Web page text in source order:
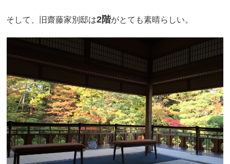
そして、旧齋藤家別邸は2階がとても素晴らしい。